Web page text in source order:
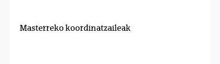
Masterreko koordinatzaileak